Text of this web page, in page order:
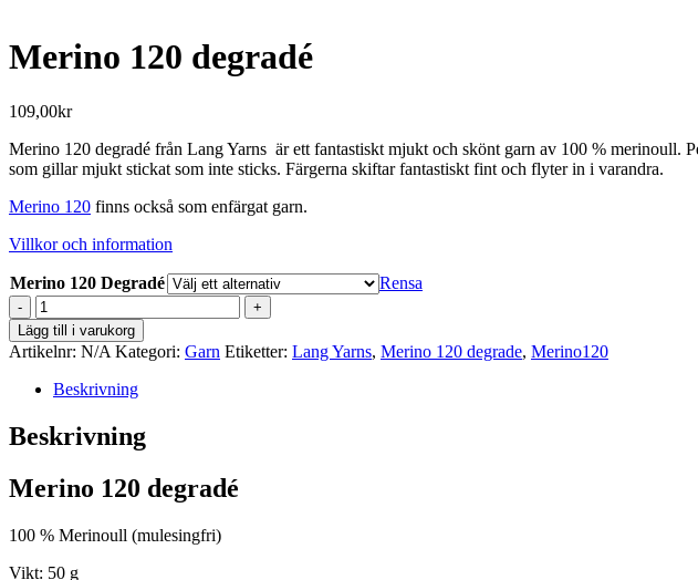
Merino 120 degradé
109,00kr
Merino 120 degradé från Lang Yarns är ett fantastiskt mjukt och skönt garn av 100 %
som gillar mjukt stickat som inte sticks. Färgerna skiftar fantastiskt fint och flyter in i varandra.
Merino 120 finns också som enfärgat garn.
Villkor och information
Merino 120 Degradé
Rensa
Merino
120
degradé
mängd
Lägg till i varukorg
Artikelnr: N/A Kategori: Garn Etiketter: Lang Yarns, Merino 120 degrade, Merino120
Beskrivning
Beskrivning
Merino 120 degradé
100 % Merinoull (mulesingfri)
Vikt: 50 g